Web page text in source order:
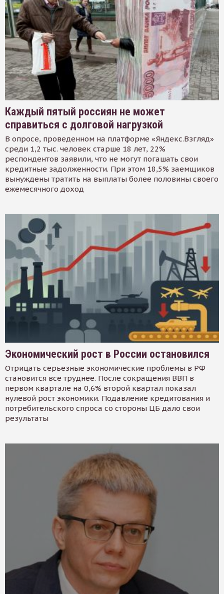
Каждый пятый россиян не может
справиться с долговой нагрузкой
В опросе, проведенном на платформе «Яндекс.Взгляд»
среди 1,2 тыс. человек старше 18 лет, 22%
респондентов заявили, что не могут погашать свои
кредитные задолженности. При этом 18,5% заемщиков
вынуждены тратить на выплаты более половины своего
ежемесячного доход
Экономический рост в России остановился
Отрицать серьезные экономические проблемы в РФ
становится все труднее. После сокращения ВВП в
первом квартале на 0,6% второй квартал показал
нулевой рост экономики. Подавление кредитования и
потребительского спроса со стороны ЦБ дало свои
результаты